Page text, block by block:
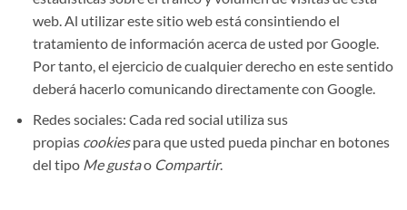
web. Al utilizar este sitio web está consintiendo el
tratamiento de información acerca de usted por Google.
Por tanto, el ejercicio de cualquier derecho en este sentido
deberá hacerlo comunicando directamente con Google.
Redes sociales: Cada red social utiliza sus
propias cookiespara que usted pueda pinchar en botones
del tipo Me gustao Compartir.